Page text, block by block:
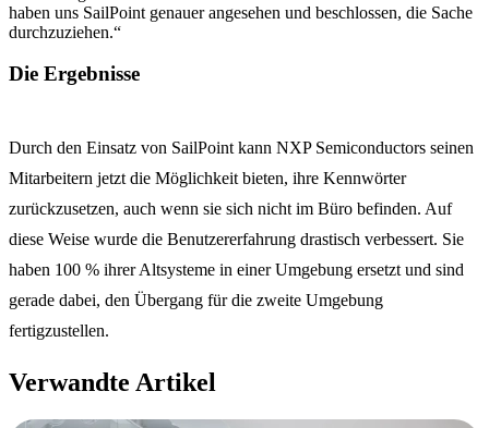
haben uns SailPoint genauer angesehen und beschlossen, die Sache
durchzuziehen.“
Die Ergebnisse
Durch den Einsatz von SailPoint kann NXP Semiconductors seinen
Mitarbeitern jetzt die Möglichkeit bieten, ihre Kennwörter
zurückzusetzen, auch wenn sie sich nicht im Büro befinden. Auf
diese Weise wurde die Benutzererfahrung drastisch verbessert. Sie
haben 100 % ihrer Altsysteme in einer Umgebung ersetzt und sind
gerade dabei, den Übergang für die zweite Umgebung
fertigzustellen.
Verwandte Artikel